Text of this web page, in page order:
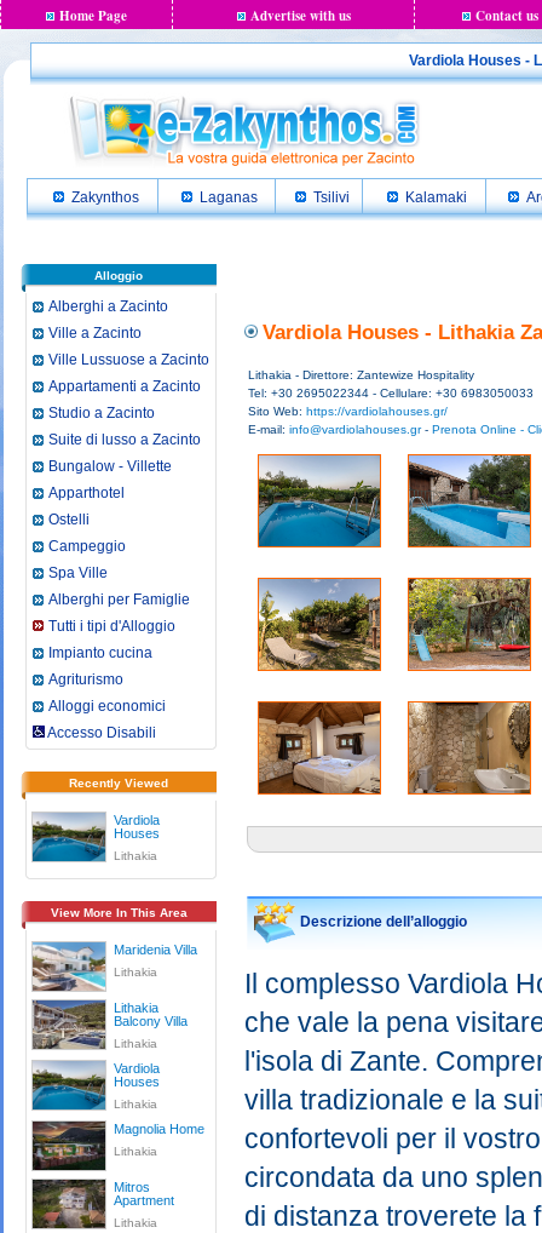
Home Page Advertise with us Contact us
Vardiola Houses -
Zakynthos Laganas Tsilivi Kalamaki
Alloggio
Alberghi a Zacinto
Ville a Zacinto
Ville Lussuose a Zacinto
Appartamenti a Zacinto
Studio a Zacinto
Suite di lusso a Zacinto
Bungalow - Villette
Apparthotel
Ostelli
Campeggio
Spa Ville
Alberghi per Famiglie
Tutti i tipi d'Alloggio
Impianto cucina
Agriturismo
Alloggi economici
Accesso Disabili
Recently Viewed
Vardiola
Houses
Lithakia
View More In This Area
Maridenia Villa
Lithakia
Lithakia
Balcony Villa
Lithakia
Vardiola
Houses
Lithakia
Magnolia Home
Lithakia
Mitros
Apartment
Lithakia
Vardiola Houses - Lithakia
Lithakia - Direttore: Zantewize Hospitality
Tel: +30 2695022344 - Cellulare: +30 6983050033
Sito Web: https://vardiolahouses.gr/
E-mail: info@vardiolahouses.gr- Prenota Online -
Descrizione dell’alloggio
Il complesso Vardiola
che vale la pena
l'isola di Zante.
villa tradizionale e la
confortevoli per il
circondata da uno
di distanza troverete la